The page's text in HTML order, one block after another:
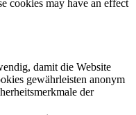
cookies may have an effect
damit die Website
gewährleisten anonym
der